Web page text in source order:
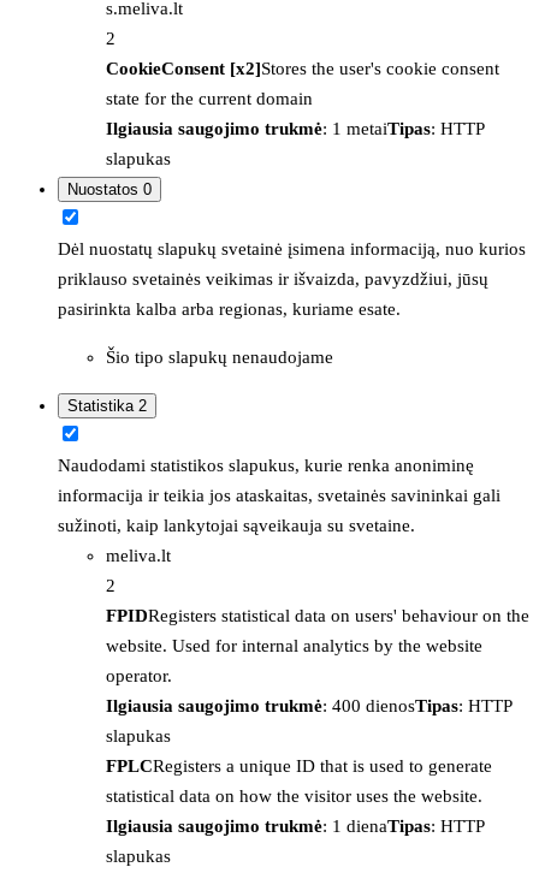
s.meliva.lt
2
CookieConsent [x2]Stores the user's cookie consent
state for the current domain
Ilgiausia saugojimo trukmė: 1 metaiTipas: HTTP
slapukas
Nuostatos 0
Dėl nuostatų slapukų svetainė įsimena informaciją, nuo kurios
priklauso svetainės veikimas ir išvaizda, pavyzdžiui, jūsų
pasirinkta kalba arba regionas, kuriame esate.
Šio tipo slapukų nenaudojame
Statistika 2
Naudodami statistikos slapukus, kurie renka anoniminę
informacija ir teikia jos ataskaitas, svetainės savininkai gali
sužinoti, kaip lankytojai sąveikauja su svetaine.
meliva.lt
2
FPIDRegisters statistical data on users' behaviour on the
website. Used for internal analytics by the website
operator.
Ilgiausia saugojimo trukmė: 400 dienosTipas: HTTP
slapukas
FPLCRegisters a unique ID that is used to generate
statistical data on how the visitor uses the website.
Ilgiausia saugojimo trukmė: 1 dienaTipas: HTTP
slapukas